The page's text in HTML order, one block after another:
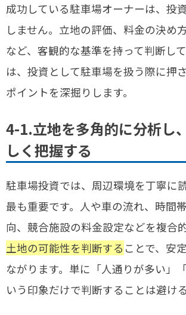
成功している駐車場オーナーは、投
しません。立地の評価、料金の決め
など、客観的な基準を持って判断し
は、投資として駐車場を扱う際に押
ポイントを深掘りします。
4-1.立地を多角的に分析し
しく把握する
駐車場投資では、周辺環境を丁寧に
最も重要です。人や車の流れ、時間
向、競合施設の料金設定などを複合
土地の可能性を判断する ことで、安
ながります。単に「人通りが多い」
いう印象だけで判断することは避ける